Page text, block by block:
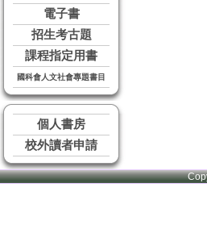
電子書
招生考古題
課程指定用書
國科會人文社會專題書目
個人書房
校外讀者申請